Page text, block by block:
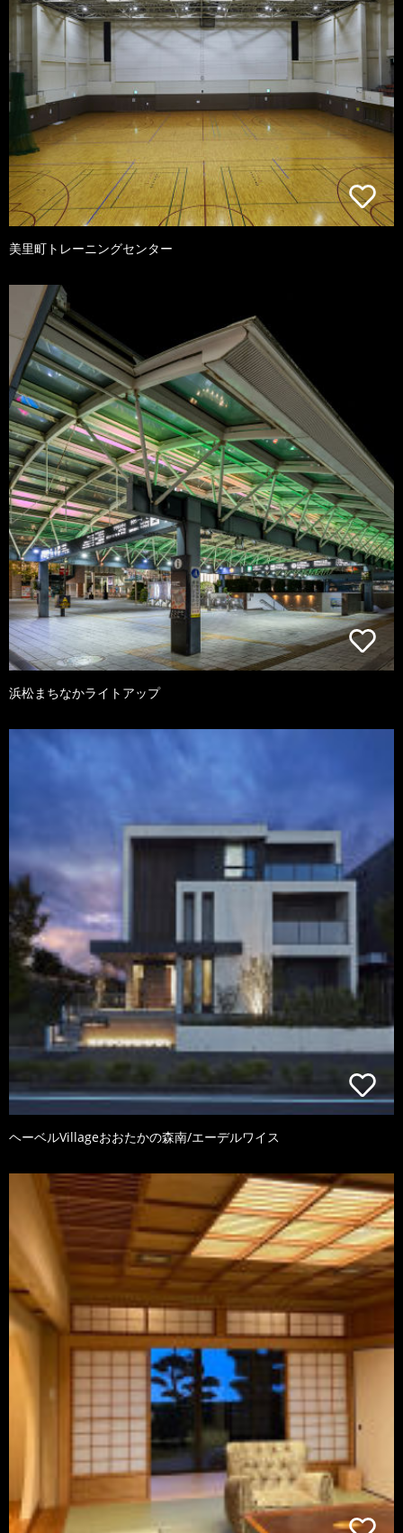
美里町トレーニングセンター
浜松まちなかライトアップ
ヘーベルVillageおおたかの森南/エーデルワイス